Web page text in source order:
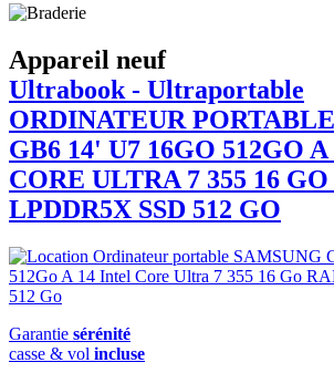
Appareil neuf
Ultrabook - Ultraportable
ORDINATEUR PORTABLE
GB6 14' U7 16GO 512GO
CORE ULTRA 7 355 16
LPDDR5X SSD 512 GO
Garantie sérénité
casse & vol incluse